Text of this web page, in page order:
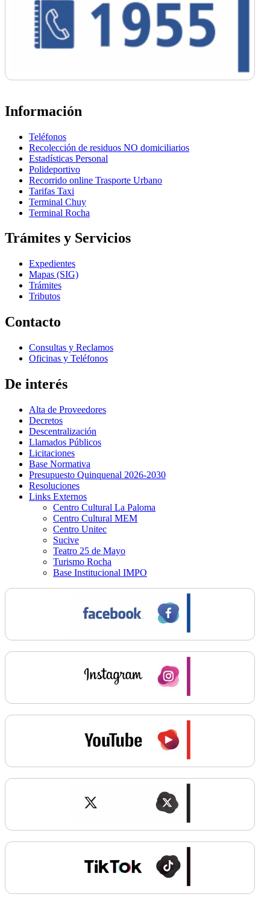
Información
Teléfonos
Recolección de residuos NO domiciliarios
Estadísticas Personal
Polideportivo
Recorrido online Trasporte Urbano
Tarifas Taxi
Terminal Chuy
Terminal Rocha
Trámites y Servicios
Expedientes
Mapas (SIG)
Trámites
Tributos
Contacto
Consultas y Reclamos
Oficinas y Teléfonos
De interés
Alta de Proveedores
Decretos
Descentralización
Llamados Públicos
Licitaciones
Base Normativa
Presupuesto Quinquenal 2026-2030
Resoluciones
Links Externos
Centro Cultural La Paloma
Centro Cultural MEM
Centro Unitec
Sucive
Teatro 25 de Mayo
Turismo Rocha
Base Institucional IMPO